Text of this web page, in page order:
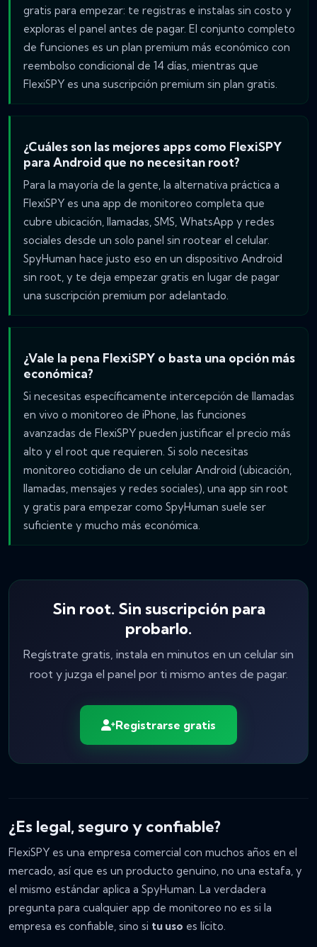
gratis para empezar: te registras e instalas sin costo y
exploras el panel antes de pagar. El conjunto completo
de funciones es un plan premium más económico con
reembolso condicional de 14 días, mientras que
FlexiSPY es una suscripción premium sin plan gratis.
¿Cuáles son las mejores apps como FlexiSPY
para Android que no necesitan root?
Para la mayoría de la gente, la alternativa práctica a
FlexiSPY es una app de monitoreo completa que
cubre ubicación, llamadas, SMS, WhatsApp y redes
sociales desde un solo panel sin rootear el celular.
SpyHuman hace justo eso en un dispositivo Android
sin root, y te deja empezar gratis en lugar de pagar
una suscripción premium por adelantado.
¿Vale la pena FlexiSPY o basta una opción más
económica?
Si necesitas específicamente intercepción de llamadas
en vivo o monitoreo de iPhone, las funciones
avanzadas de FlexiSPY pueden justificar el precio más
alto y el root que requieren. Si solo necesitas
monitoreo cotidiano de un celular Android (ubicación,
llamadas, mensajes y redes sociales), una app sin root
y gratis para empezar como SpyHuman suele ser
suficiente y mucho más económica.
Sin root. Sin suscripción para
probarlo.
Regístrate gratis, instala en minutos en un celular sin
root y juzga el panel por ti mismo antes de pagar.
Registrarse gratis
¿Es legal, seguro y confiable?
FlexiSPY es una empresa comercial con muchos años en el
mercado, así que es un producto genuino, no una estafa, y
el mismo estándar aplica a SpyHuman. La verdadera
pregunta para cualquier app de monitoreo no es si la
empresa es confiable, sino si tu uso es lícito.